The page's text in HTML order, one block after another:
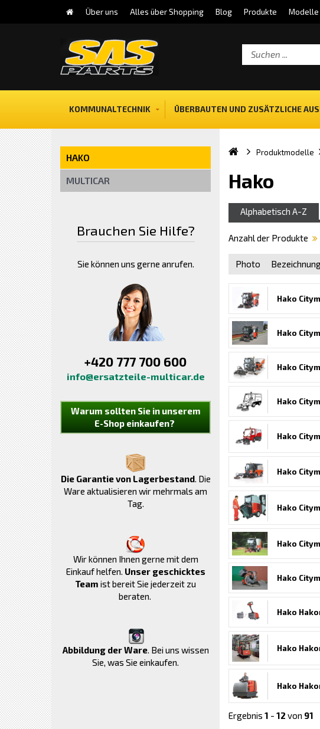
Über uns Alles über Shopping Blog Produkte Modelle
KOMMUNALTECHNIK ÜBERBAUTEN UND ZUSÄTZLICHE
HAKO
MULTICAR
Brauchen Sie Hilfe?
Sie können uns gerne anrufen.
+420 777 700 600
info@ersatzteile-multicar.de
Warum sollten Sie in unserem
E-Shop einkaufen?
Die Garantie von Lagerbestand. Die
Ware aktualisieren wir mehrmals am
Tag.
Wir können Ihnen gerne mit dem
Einkauf helfen. Unser geschicktes
Team ist bereit Sie jederzeit zu
beraten.
Abbildung der Ware. Bei uns wissen
Sie, was Sie einkaufen.
Produktmodelle
Hako
Alphabetisch A-Z
Anzahl der Produkte
Photo
Hako
Hako
Hako
Hako
Hako
Hako
Hako
Hako
Hako
Hako
Hako
Hako
Ergebnis 1 - 12 von 91